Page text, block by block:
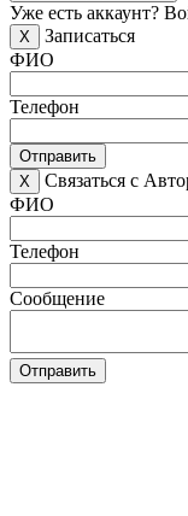
Уже есть аккаунт?
X
Записаться
ФИО
Телефон
Отправить
X
Связаться с
ФИО
Телефон
Сообщение
Отправить